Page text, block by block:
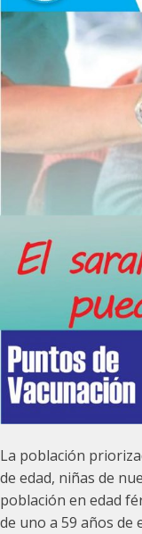
La población
de edad, niñas de
población en edad
de uno a 59 años de